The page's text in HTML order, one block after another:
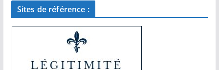
Sites de référence :